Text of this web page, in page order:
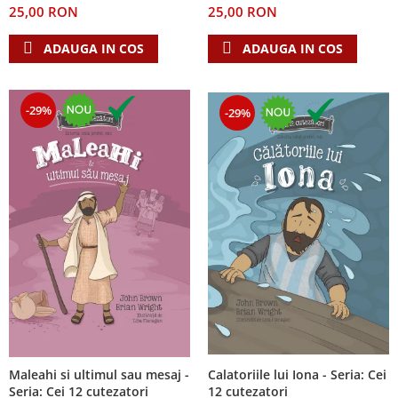
Teologie
A doua venire
Dogmatica
Istoria Bisericii
Misiune
Viata crestina
Contemporaneitate
Devotional
Diverse
Lupta Spirituala
Schimbarea caracterului
Slujire
Suferinta
Viata din belsug
Viata de zi cu zi
25,00 RON
ADAUGA IN COS
25,00 RON
ADAUGA IN COS
-29%
Maleahi si ultimul sau mesaj -
Seria: Cei 12 cutezatori
-29%
Calatoriile lui Iona - Seria: Cei
12 cutezatori